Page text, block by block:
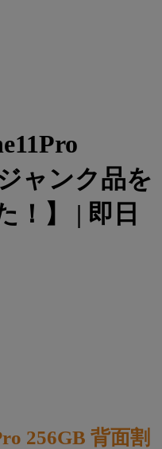
ャンク品を
！】 | 即日
256GB 背面割